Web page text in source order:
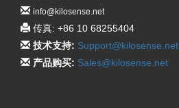
info@kilosense.net
传真: +86 10 68255404
技术支持: Support@kilosense.net
产品购买: Sales@kilosense.net